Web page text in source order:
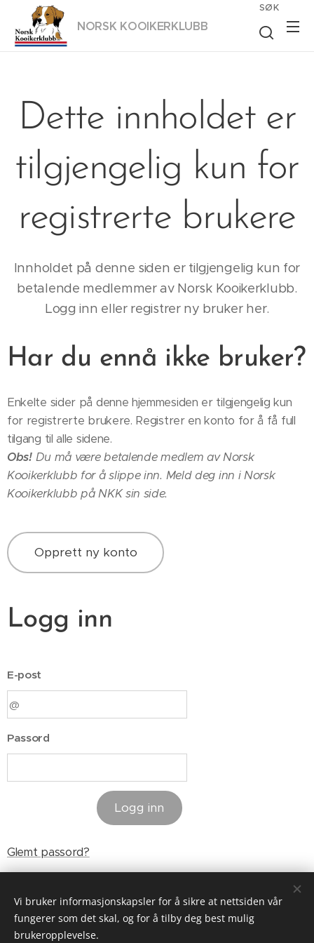
NORSK KOOIKERKLUBB
SØK
Dette innholdet er
tilgjengelig kun for
registrerte brukere
Innholdet på denne siden er tilgjengelig kun for
betalende medlemmer av Norsk Kooikerklubb.
Logg inn eller registrer ny bruker her.
Har du ennå ikke bruker?
Enkelte sider på denne hjemmesiden er tilgjengelig kun
for registrerte brukere. Registrer en konto for å få full
tilgang til alle sidene.
Obs! Du må være betalende medlem av Norsk
Kooikerklubb for å slippe inn. Meld deg inn i Norsk
Kooikerklubb på NKK sin side.
Opprett ny konto
Logg inn
E-post
Passord
Logg inn
Glemt passord?
Vi bruker informasjonskapsler for å sikre at nettsiden vår
fungerer som det skal, og for å tilby deg best mulig
brukeropplevelse.